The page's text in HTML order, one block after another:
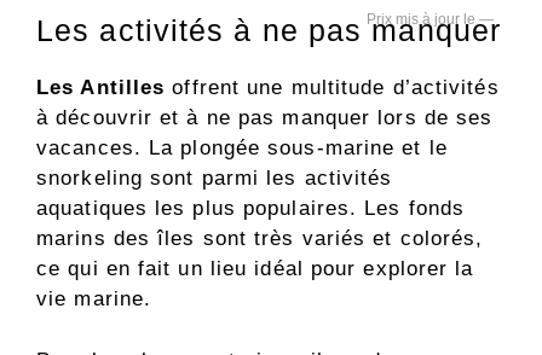
—
Les activités à ne pas manquer
Les Antilles offrent une multitude d’activités
à découvrir et à ne pas manquer lors de ses
vacances. La plongée sous-marine et le
snorkeling sont parmi les activités
aquatiques les plus populaires. Les fonds
marins des îles sont très variés et colorés,
ce qui en fait un lieu idéal pour explorer la
vie marine.